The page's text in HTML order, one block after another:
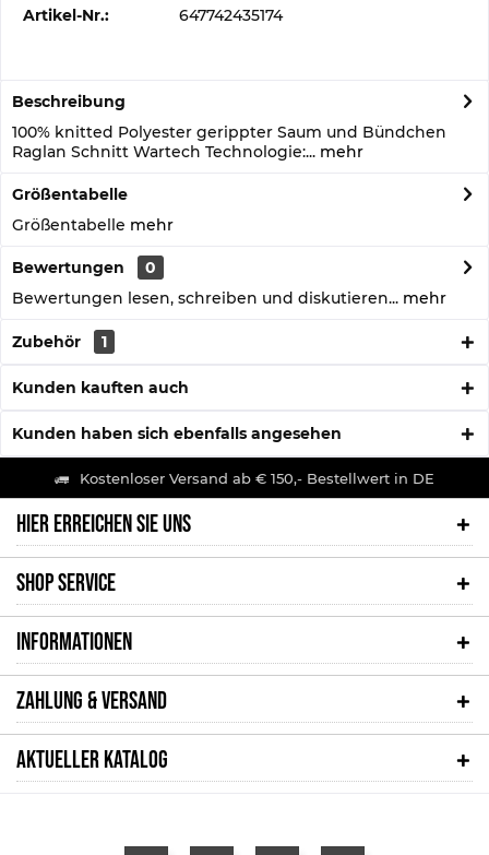
Artikel-Nr.: 647742435174
Beschreibung
100% knitted Polyester gerippter Saum und Bündchen
Raglan Schnitt Wartech Technologie:... mehr
Größentabelle
Größentabelle mehr
Bewertungen
0
Bewertungen lesen, schreiben und diskutieren... mehr
Zubehör 1
Kunden kauften auch
Kunden haben sich ebenfalls angesehen
Kostenloser Versand ab € 150,- Bestellwert in DE
HIER ERREICHEN SIE UNS
SHOP SERVICE
INFORMATIONEN
ZAHLUNG & VERSAND
AKTUELLER KATALOG